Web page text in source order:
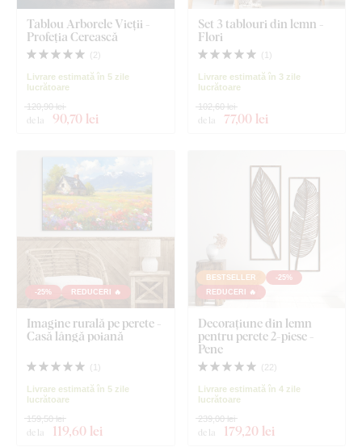
Tablou Arborele Vieții -
Profeția Cerească
( 2)
Livrare estimată în 5 zile
lucrătoare
de la 90,70 lei
120,90 lei
Set 3 tablouri din lemn -
Flori
( 1)
Livrare estimată în 3 zile
lucrătoare
de la 77,00 lei
102,60 lei
-25% REDUCERI 🔥
Imagine rurală pe perete -
Casă lângă poiană
( 1 )
Livrare estimată în 5 zile
lucrătoare
de la 119,60 lei
159,50 lei
BESTSELLER
-25%
REDUCERI 🔥
Decorațiune din lemn
pentru perete 2-piese -
Pene
( 22)
Livrare estimată în 4 zile
lucrătoare
de la 179,20 lei
239,00 lei